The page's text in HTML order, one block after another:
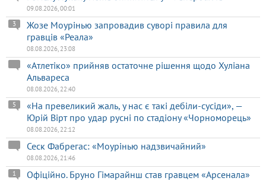
09.08.2026, 00:01
Жозе Моурінью запровадив суворі правила для
гравців «Реала»
3
08.08.2026, 23:08
«Атлетіко» прийняв остаточне рішення щодо Хуліана
Альвареса
08.08.2026, 22:40
«На превеликий жаль, у нас є такі дебіли-сусіди», —
Юрій Вірт про удар русні по стадіону «Чорноморець»
5
08.08.2026, 22:12
Сеск Фабрегас: «Моурінью надзвичайний»
08.08.2026, 21:46
Офіційно. Бруно Гімарайнш став гравцем «Арсенала»
1